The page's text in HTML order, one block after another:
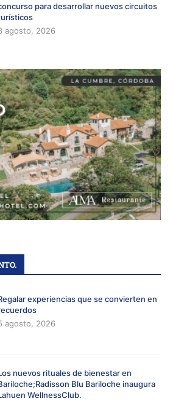
para desarrollar nuevos circuitos
agosto, 2026
experiencias que se convierten en
agosto, 2026
nuevos rituales de bienestar en
Blu Bariloche inaugura
WellnessClub.